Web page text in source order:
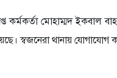
কর্মকর্তা মোহাম্মদ
স্বজনেরা থানায়